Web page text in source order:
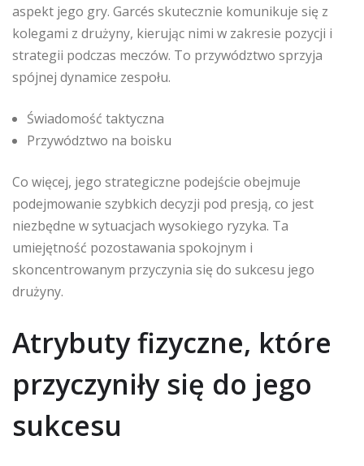
aspekt jego gry. Garcés skutecznie komunikuje się z
kolegami z drużyny, kierując nimi w zakresie pozycji i
strategii podczas meczów. To przywództwo sprzyja
spójnej dynamice zespołu.
Świadomość taktyczna
Przywództwo na boisku
Co więcej, jego strategiczne podejście obejmuje
podejmowanie szybkich decyzji pod presją, co jest
niezbędne w sytuacjach wysokiego ryzyka. Ta
umiejętność pozostawania spokojnym i
skoncentrowanym przyczynia się do sukcesu jego
drużyny.
Atrybuty fizyczne, które
przyczyniły się do jego
sukcesu